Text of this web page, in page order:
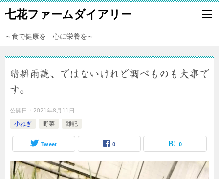
七花ファームダイアリー
～食で健康を 心に栄養を～
晴耕雨読、ではないけれど調べものも大事で
す。
公開日： 2021年8月11日
小ねぎ
野菜 雑記
Tweet 0 0